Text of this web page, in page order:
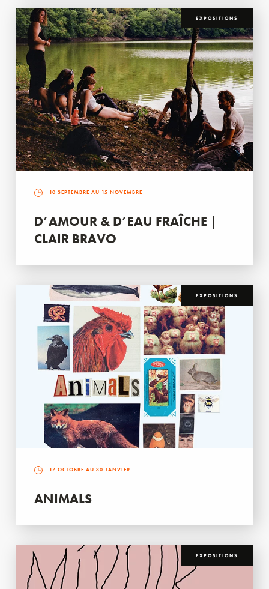
EXPOSITIONS
10 SEPTEMBRE AU 15 NOVEMBRE
D’AMOUR & D’EAU FRAÎCHE |
CLAIR BRAVO
EXPOSITIONS
17 OCTOBRE AU 30 JANVIER
ANIMALS
EXPOSITIONS